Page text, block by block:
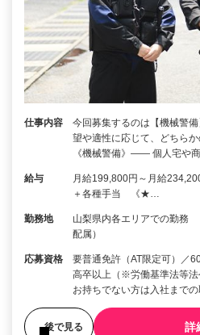
仕事内容
今回募集するのは【機械警
望や適性に応じて、どちら
《機械警備》―― 個人宅や
給与
月給199,800円～月給
＋各種手当 《★…
勤務地
山梨県内各エリアでの勤務
配属）
応募資格
要普通免許（AT限定可）／
高卒以上（※労働基準法等
お持ちでない方は入社までの
後で見る 詳